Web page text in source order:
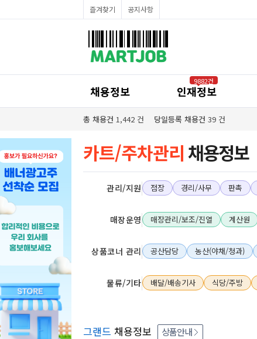
공산직원채용정보
농산/야채청과직원채용정보
수산직원채용정보
즐겨찾기 공지사항
채용정보 인재정보
9882건
총 채용건 1,442 건 당일등록 채용건 39 건
카트/주차관리채용정보
관리/지원 점장 경리/사무 판촉
매장운영 매장관리/보조/진열 계산원
상품코너 관리 공산담당 농산(야채/청과)
물류/기타 배달/배송기사 식당/주방
그랜드 채용정보 상품안내